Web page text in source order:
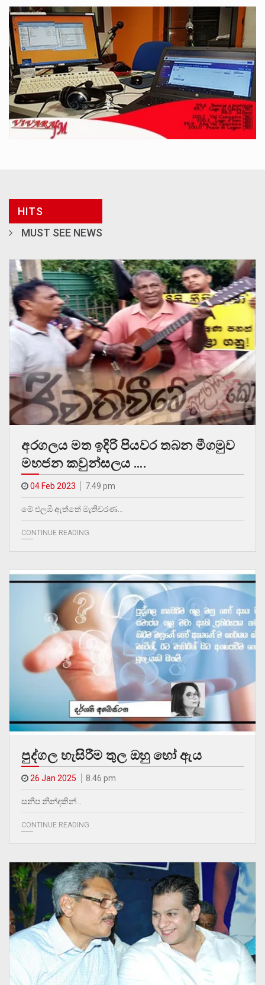
HITS
MUST SEE NEWS
අරගලය මත ඉදිරි පියවර තබන මීගමුව
මහජන කවුන්සලය ….
04 Feb 2023 7.49 pm
මේ එලඹී ඇත්තේ මැතිවරණ…
CONTINUE READING
පුද්ගල හැසිරීම තුල ඔහු හෝ ඇය
26 Jan 2025 8.46 pm
සනීප නින්දකින්…
CONTINUE READING